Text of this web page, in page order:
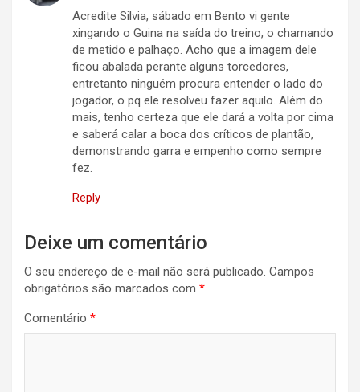
Acredite Silvia, sábado em Bento vi gente
xingando o Guina na saída do treino, o chamando
de metido e palhaço. Acho que a imagem dele
ficou abalada perante alguns torcedores,
entretanto ninguém procura entender o lado do
jogador, o pq ele resolveu fazer aquilo. Além do
mais, tenho certeza que ele dará a volta por cima
e saberá calar a boca dos críticos de plantão,
demonstrando garra e empenho como sempre
fez.
Reply
Deixe um comentário
O seu endereço de e-mail não será publicado. Campos
obrigatórios são marcados com *
Comentário *